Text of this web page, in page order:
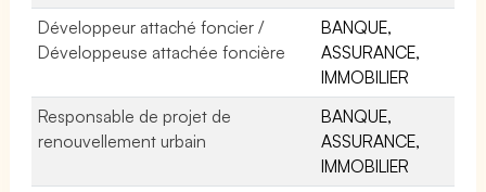
Développeur attaché foncier /
Développeuse attachée foncière
BANQUE,
ASSURANCE,
IMMOBILIER
Responsable de projet de
renouvellement urbain
BANQUE,
ASSURANCE,
IMMOBILIER